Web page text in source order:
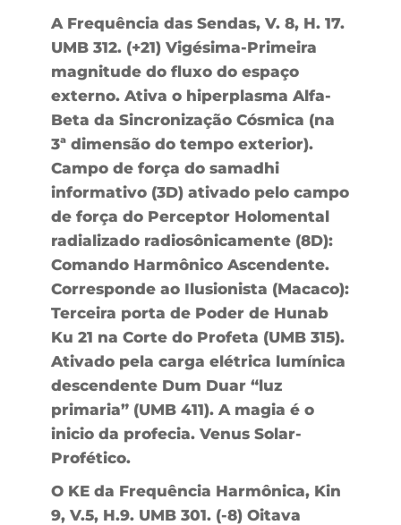
A Frequência das Sendas, V. 8, H. 17.
UMB 312. (+21) Vigésima-Primeira
magnitude do fluxo do espaço
externo. Ativa o hiperplasma Alfa-
Beta da Sincronização Cósmica (na
3ª dimensão do tempo exterior).
Campo de força do samadhi
informativo (3D) ativado pelo campo
de força do Perceptor Holomental
radializado radiosônicamente (8D):
Comando Harmônico Ascendente.
Corresponde ao Ilusionista (Macaco):
Terceira porta de Poder de Hunab
Ku 21 na Corte do Profeta (UMB 315).
Ativado pela carga elétrica lumínica
descendente Dum Duar “luz
primaria” (UMB 411). A magia é o
inicio da profecia. Venus Solar-
Profético.
O KE da Frequência Harmônica, Kin
9, V.5, H.9. UMB 301. (-8) Oitava